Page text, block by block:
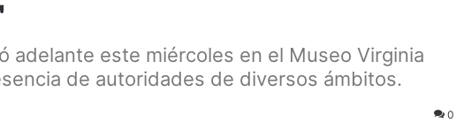
adelante este miércoles en el Museo Virginia
de autoridades de diversos ámbitos.
0